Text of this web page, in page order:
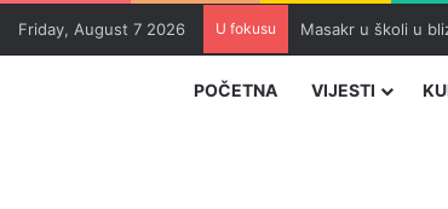
Friday, August 7 2026 U fokusu SFF donosi dirljive
POČETNA VIJESTI